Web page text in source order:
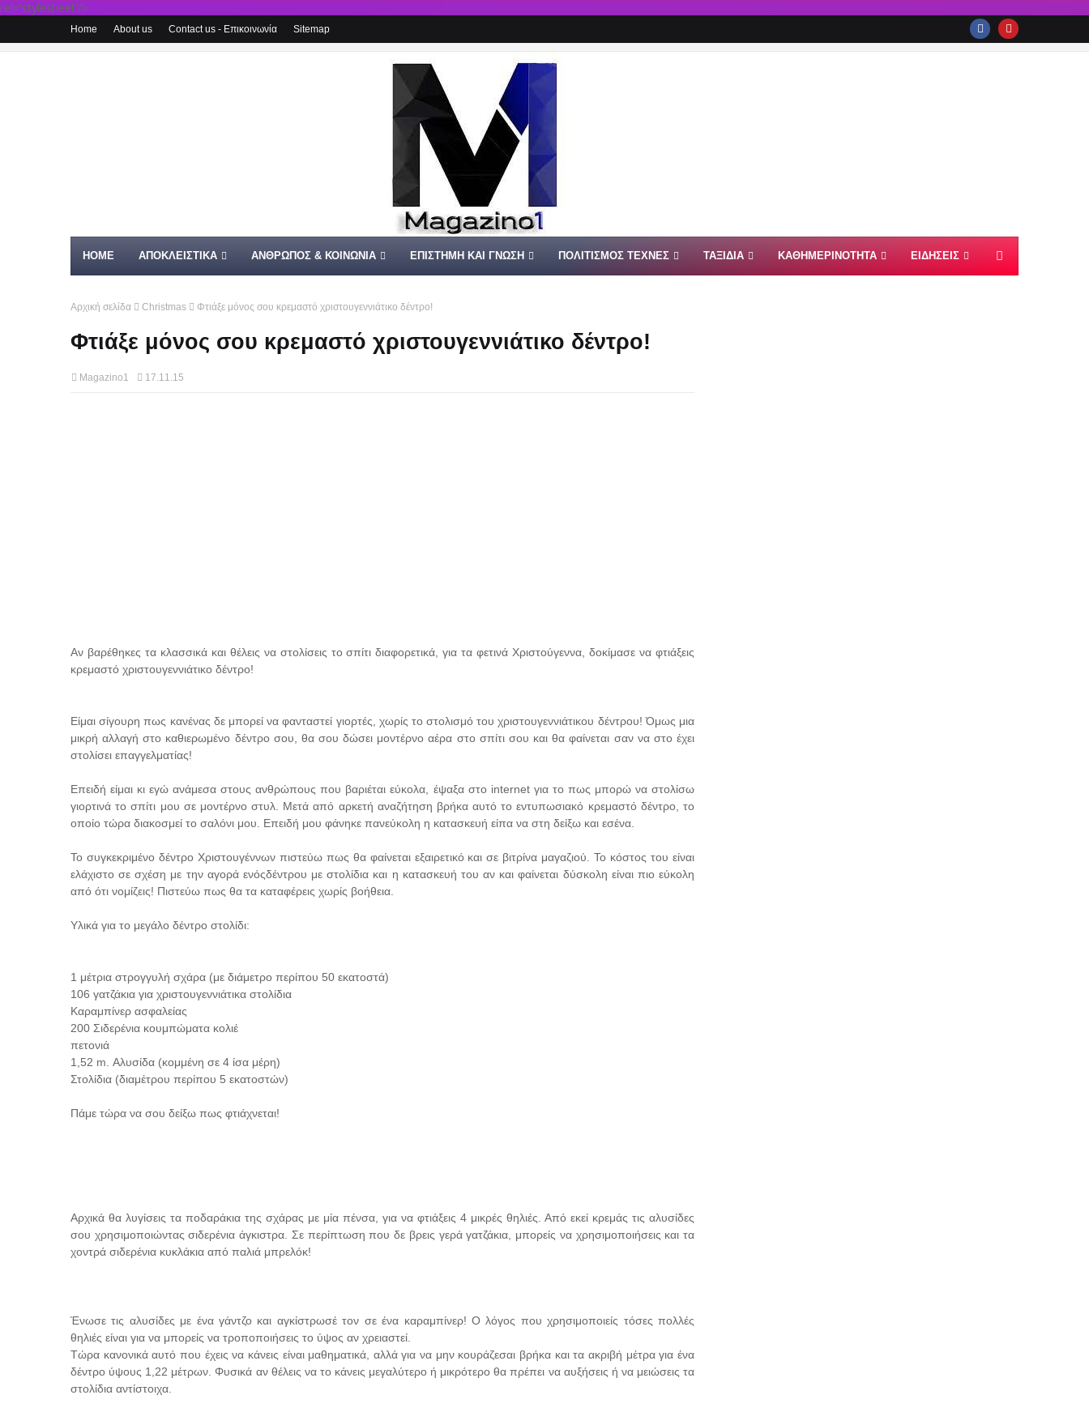
rel='stylesheet'/>
Home About us Contact us - Επικοινωνία Sitemap
HOME ΑΠΟΚΛΕΙΣΤΙΚΑ ΑΝΘΡΩΠΟΣ & ΚΟΙΝΩΝΙΑ ΕΠΙΣΤΗΜΗ ΚΑΙ ΓΝΩΣΗ ΠΟΛΙΤΙΣΜΟΣ ΤΕΧΝΕΣ ΤΑΞΙΔΙΑ ΚΑΘΗΜΕΡΙΝΟΤΗΤΑ ΕΙΔΗΣΕΙΣ
Αρχική σελίδα Christmas Φτιάξε μόνος σου κρεμαστό χριστουγεννιάτικο δέντρο!
Φτιάξε μόνος σου κρεμαστό χριστουγεννιάτικο δέντρο!
Magazino1 17.11.15
Αν βαρέθηκες τα κλασσικά και θέλεις να στολίσεις το σπίτι διαφορετικά, για τα φετινά Χριστούγεννα, δοκίμασε να φτιάξεις
κρεμαστό χριστουγεννιάτικο δέντρο!
Είμαι σίγουρη πως κανένας δε μπορεί να φανταστεί γιορτές, χωρίς το στολισμό του χριστουγεννιάτικου δέντρου! Όμως μια
μικρή αλλαγή στο καθιερωμένο δέντρο σου, θα σου δώσει μοντέρνο αέρα στο σπίτι σου και θα φαίνεται σαν να στο έχει
στολίσει επαγγελματίας!
Επειδή είμαι κι εγώ ανάμεσα στους ανθρώπους που βαριέται εύκολα, έψαξα στο internet για το πως μπορώ να στολίσω
γιορτινά το σπίτι μου σε μοντέρνο στυλ. Μετά από αρκετή αναζήτηση βρήκα αυτό το εντυπωσιακό κρεμαστό δέντρο, το
οποίο τώρα διακοσμεί το σαλόνι μου. Επειδή μου φάνηκε πανεύκολη η κατασκευή είπα να στη δείξω και εσένα.
Το συγκεκριμένο δέντρο Χριστουγέννων πιστεύω πως θα φαίνεται εξαιρετικό και σε βιτρίνα μαγαζιού. Το κόστος του είναι
ελάχιστο σε σχέση με την αγορά ενόςδέντρου με στολίδια και η κατασκευή του αν και φαίνεται δύσκολη είναι πιο εύκολη
από ότι νομίζεις! Πιστεύω πως θα τα καταφέρεις χωρίς βοήθεια.
Υλικά για το μεγάλο δέντρο στολίδι:
1 μέτρια στρογγυλή σχάρα (με διάμετρο περίπου 50 εκατοστά)
106 γατζάκια για χριστουγεννιάτικα στολίδια
Καραμπίνερ ασφαλείας
200 Σιδερένια κουμπώματα κολιέ
πετονιά
1,52 m. Αλυσίδα (κομμένη σε 4 ίσα μέρη)
Στολίδια (διαμέτρου περίπου 5 εκατοστών)
Πάμε τώρα να σου δείξω πως φτιάχνεται!
Αρχικά θα λυγίσεις τα ποδαράκια της σχάρας με μία πένσα, για να φτιάξεις 4 μικρές θηλιές. Από εκεί κρεμάς τις αλυσίδες
σου χρησιμοποιώντας σιδερένια άγκιστρα. Σε περίπτωση που δε βρεις γερά γατζάκια, μπορείς να χρησιμοποιήσεις και τα
χοντρά σιδερένια κυκλάκια από παλιά μπρελόκ!
Ένωσε τις αλυσίδες με ένα γάντζο και αγκίστρωσέ τον σε ένα καραμπίνερ! Ο λόγος που χρησιμοποιείς τόσες πολλές
θηλιές είναι για να μπορείς να τροποποιήσεις το ύψος αν χρειαστεί.
Τώρα κανονικά αυτό που έχεις να κάνεις είναι μαθηματικά, αλλά για να μην κουράζεσαι βρήκα και τα ακριβή μέτρα για ένα
δέντρο ύψους 1,22 μέτρων. Φυσικά αν θέλεις να το κάνεις μεγαλύτερο ή μικρότερο θα πρέπει να αυξήσεις ή να μειώσεις τα
στολίδια αντίστοιχα.